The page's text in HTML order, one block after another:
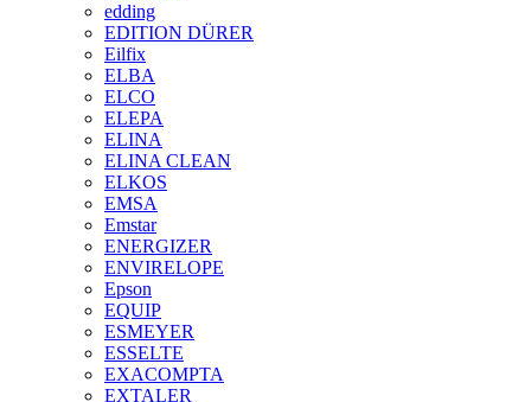
edding
EDITION DÜRER
Eilfix
ELBA
ELCO
ELEPA
ELINA
ELINA CLEAN
ELKOS
EMSA
Emstar
ENERGIZER
ENVIRELOPE
Epson
EQUIP
ESMEYER
ESSELTE
EXACOMPTA
EXTALER